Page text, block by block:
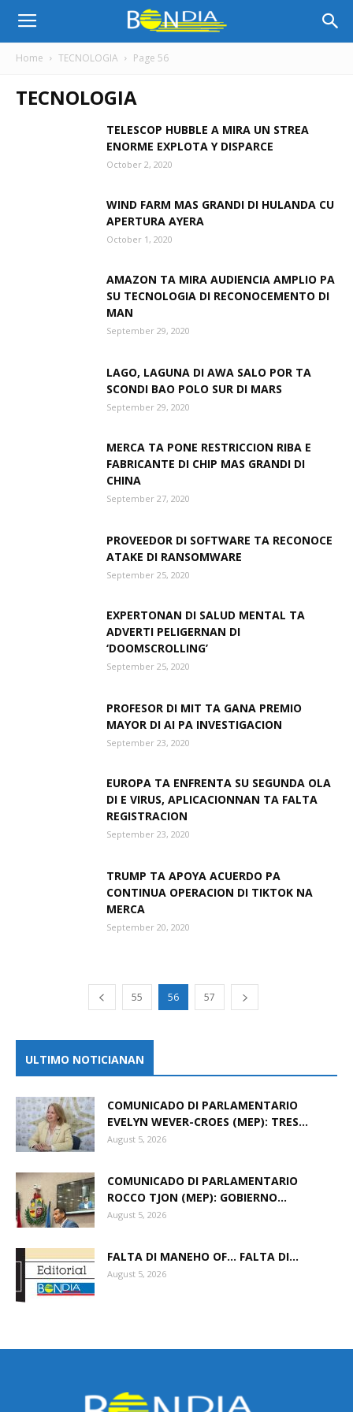
Bon
Dia
Home TECNOLOGIA Page 56
TECNOLOGIA
TELESCOP HUBBLE A MIRA UN STREA
ENORME EXPLOTA Y DISPARCE
October 2, 2020
WIND FARM MAS GRANDI DI HULANDA CU
APERTURA AYERA
October 1, 2020
AMAZON TA MIRA AUDIENCIA AMPLIO PA
SU TECNOLOGIA DI RECONOCEMENTO DI
MAN
September 29, 2020
LAGO, LAGUNA DI AWA SALO POR TA
SCONDI BAO POLO SUR DI MARS
September 29, 2020
MERCA TA PONE RESTRICCION RIBA E
FABRICANTE DI CHIP MAS GRANDI DI
CHINA
September 27, 2020
PROVEEDOR DI SOFTWARE TA RECONOCE
ATAKE DI RANSOMWARE
September 25, 2020
EXPERTONAN DI SALUD MENTAL TA
ADVERTI PELIGERNAN DI
‘DOOMSCROLLING’
September 25, 2020
PROFESOR DI MIT TA GANA PREMIO
MAYOR DI AI PA INVESTIGACION
September 23, 2020
EUROPA TA ENFRENTA SU SEGUNDA OLA
DI E VIRUS, APLICACIONNAN TA FALTA
REGISTRACION
September 23, 2020
TRUMP TA APOYA ACUERDO PA
CONTINUA OPERACION DI TIKTOK NA
MERCA
September 20, 2020
55 56 57
ULTIMO NOTICIANAN
COMUNICADO DI PARLAMENTARIO
EVELYN WEVER-CROES (MEP): TRES...
August 5, 2026
COMUNICADO DI PARLAMENTARIO
ROCCO TJON (MEP): GOBIERNO...
August 5, 2026
FALTA DI MANEHO OF… FALTA DI...
August 5, 2026